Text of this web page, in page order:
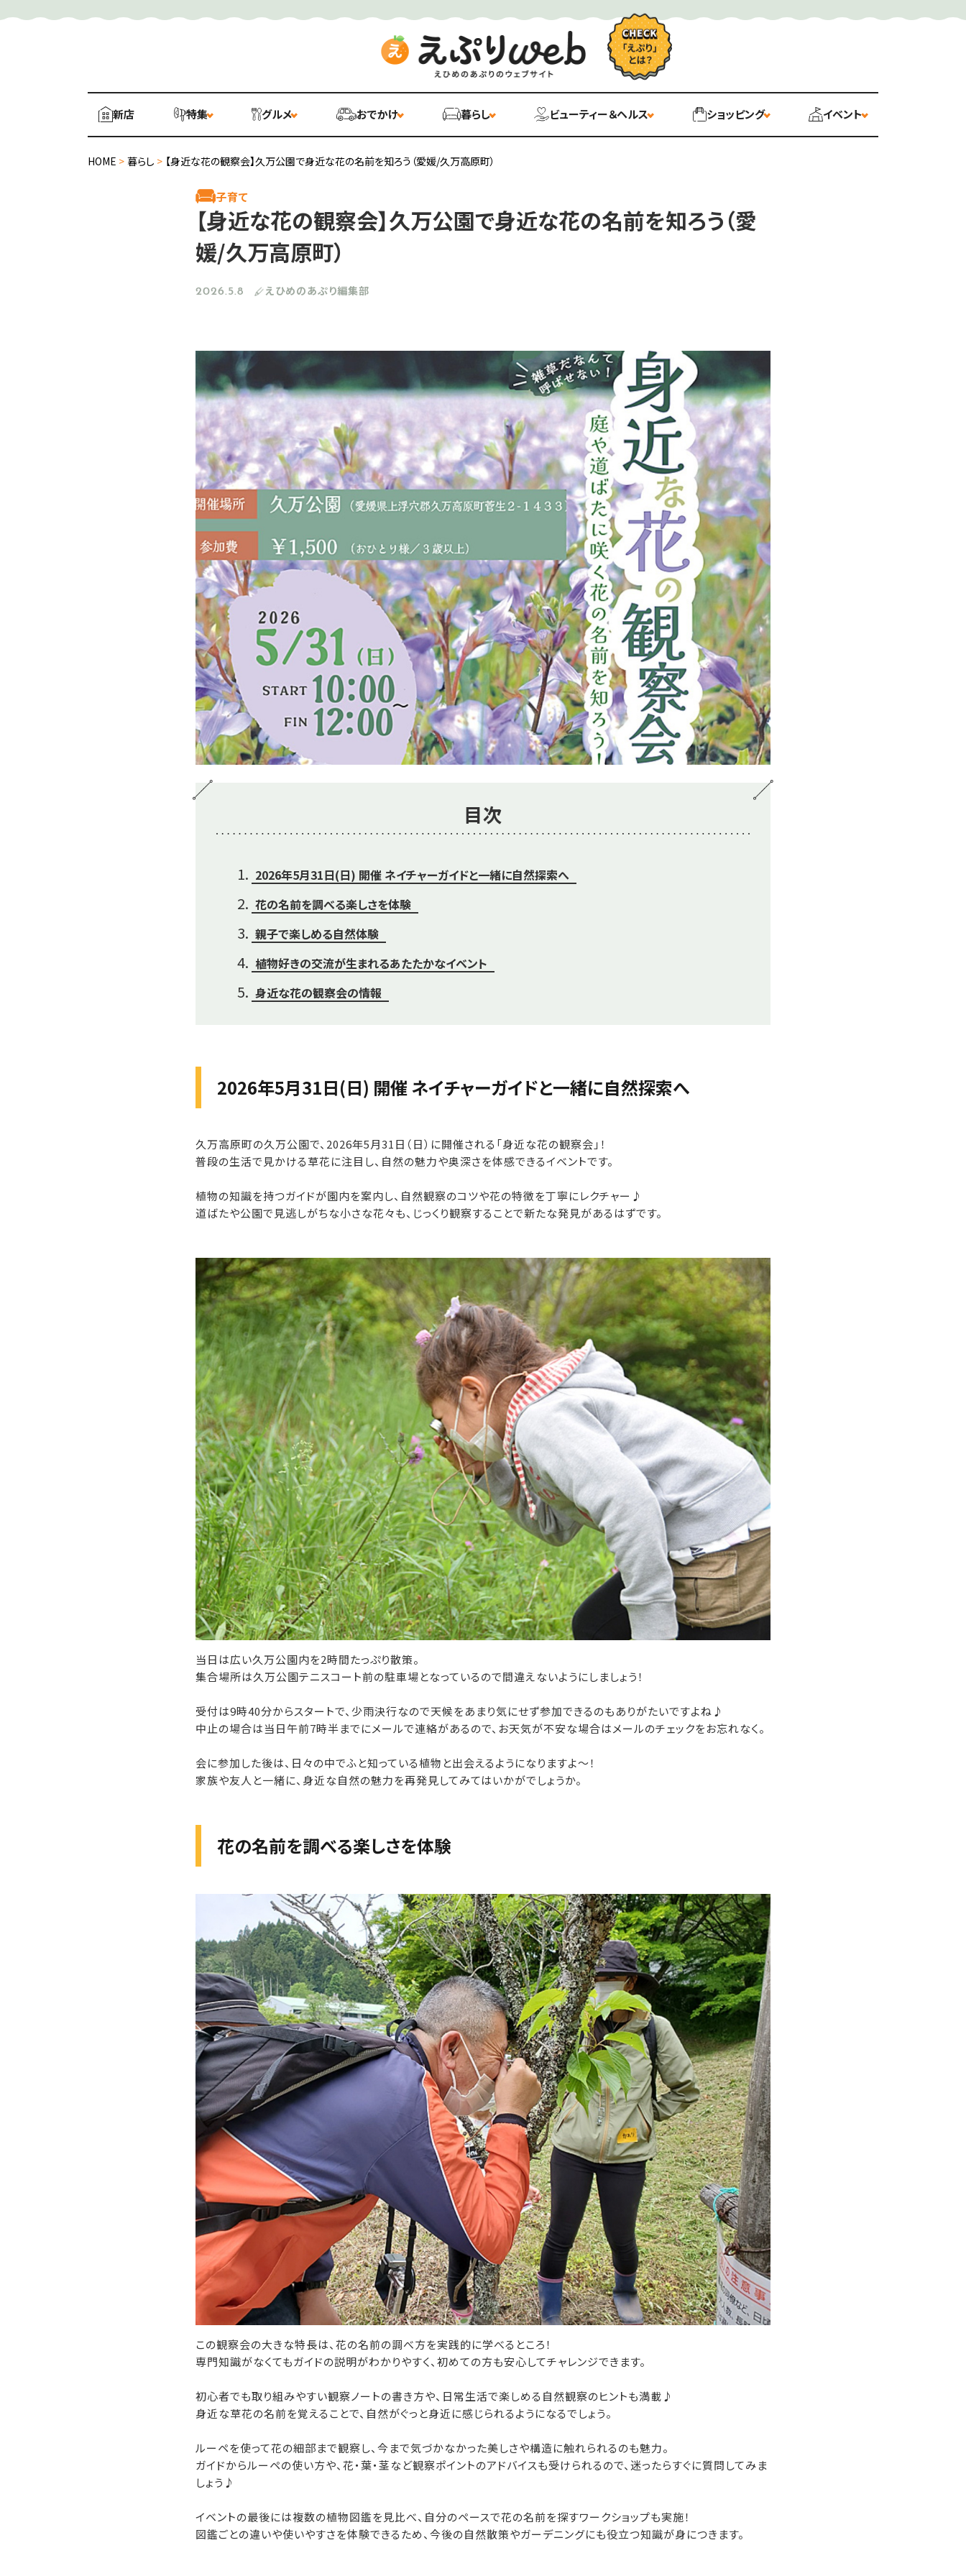
新店 特集 グルメ おでかけ 暮らし ビューティー＆ヘルス ショッピング イベント
HOME > 暮らし > 【身近な花の観察会】久万公園で身近な花の名前を知ろう（愛媛/久万高原町）
子育て
【身近な花の観察会】久万公園で身近な花の名前を知ろう（愛
媛/久万高原町）
2026.5.8 えひめのあぷり編集部
目次
2026年5月31日(日) 開催 ネイチャーガイドと一緒に自然探索へ
花の名前を調べる楽しさを体験
親子で楽しめる自然体験
植物好きの交流が生まれるあたたかなイベント
身近な花の観察会の情報
2026年5月31日(日) 開催 ネイチャーガイドと一緒に自然探索へ
久万高原町の久万公園で、2026年5月31日（日）に開催される「身近な花の観察会」！
普段の生活で見かける草花に注目し、自然の魅力や奥深さを体感できるイベントです。
植物の知識を持つガイドが園内を案内し、自然観察のコツや花の特徴を丁寧にレクチャー♪
道ばたや公園で見逃しがちな小さな花々も、じっくり観察することで新たな発見があるはずです。
当日は広い久万公園内を2時間たっぷり散策。
集合場所は久万公園テニスコート前の駐車場となっているので間違えないようにしましょう！
受付は9時40分からスタートで、少雨決行なので天候をあまり気にせず参加できるのもありがたいですよね♪
中止の場合は当日午前7時半までにメールで連絡があるので、お天気が不安な場合はメールのチェックをお忘れなく。
会に参加した後は、日々の中でふと知っている植物と出会えるようになりますよ～！
家族や友人と一緒に、身近な自然の魅力を再発見してみてはいかがでしょうか。
花の名前を調べる楽しさを体験
この観察会の大きな特長は、花の名前の調べ方を実践的に学べるところ！
専門知識がなくてもガイドの説明がわかりやすく、初めての方も安心してチャレンジできます。
初心者でも取り組みやすい観察ノートの書き方や、日常生活で楽しめる自然観察のヒントも満載♪
身近な草花の名前を覚えることで、自然がぐっと身近に感じられるようになるでしょう。
ルーペを使って花の細部まで観察し、今まで気づかなかった美しさや構造に触れられるのも魅力。
ガイドからルーペの使い方や、花・葉・茎など観察ポイントのアドバイスも受けられるので、迷ったらすぐに質問してみま
しょう♪
イベントの最後には複数の植物図鑑を見比べ、自分のペースで花の名前を探すワークショップも実施！
図鑑ごとの違いや使いやすさを体験できるため、今後の自然散策やガーデニングにも役立つ知識が身につきます。